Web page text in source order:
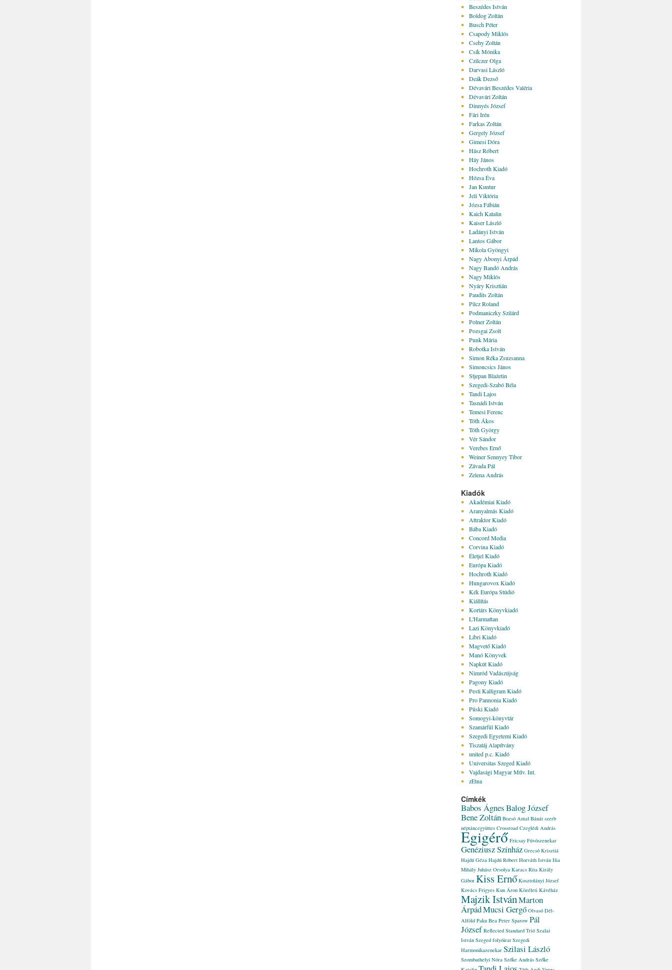
Beszédes István
Boldog Zoltán
Busch Péter
Csapody Miklós
Csehy Zoltán
Csík Mónika
Czilczer Olga
Darvasi László
Deák Dezső
Dévavári Beszédes Valéria
Dévavári Zoltán
Dinnyés József
Fári Irén
Farkas Zoltán
Gergely József
Gimesi Dóra
Hász Róbert
Háy János
Hochroth Kiadó
Hózsa Éva
Jan Kuntur
Jeli Viktória
Józsa Fábián
Kaich Katalin
Kaiser László
Ladányi István
Lantos Gábor
Mikola Gyöngyi
Nagy Abonyi Árpád
Nagy Bandó András
Nagy Miklós
Nyáry Krisztián
Paudits Zoltán
Pilcz Roland
Podmaniczky Szilárd
Polner Zoltán
Pozsgai Zsolt
Punk Mária
Robotka István
Simon Réka Zsuzsanna
Simoncsics János
Stjepan Blažetin
Szegedi-Szabó Béla
Tandi Lajos
Tasnádi István
Temesi Ferenc
Tóth Ákos
Tóth György
Vér Sándor
Verebes Ernő
Weiner Sennyey Tibor
Závada Pál
Zelena András
Kiadók
Akadémiai Kiadó
Aranyalmás Kiadó
Attraktor Kiadó
Bába Kiadó
Concord Media
Corvina Kiadó
Életjel Kiadó
Európa Kiadó
Hochroth Kiadó
Hungarovox Kiadó
Kék Európa Stúdió
Kiállítás
Kortárs Könyvkiadó
L'Harmattan
Lazi Könyvkiadó
Libri Kiadó
Magvető Kiadó
Manó Könyvek
Napkút Kiadó
Nimród Vadászújság
Pagony Kiadó
Pesti Kalligram Kiadó
Pro Pannonia Kiadó
Püski Kiadó
Somogyi-könyvtár
Szamárfül Kiadó
Szegedi Egyetemi Kiadó
Tiszatáj Alapítvány
united p.c. Kiadó
Universitas Szeged Kiadó
Vajdasági Magyar Műv. Int.
zEtna
Címkék
Babos ÁgnesBalog József
Bene Zoltán Bozsó Antal Bánát szerb
néptáncegyüttes Crossroad Czeglédi András
Egigérő Fricsay Fúvószenekar
Genéziusz Színház Grecsó Krisztiá
Hajdú Géza Hajdú Róbert Horváth István Ilia
Mihály Juhász Orsolya Karacs Rita Király
Gábor Kiss Ernő Kosztolányi József
Kovács Frigyes Kun Áron Közéleti Kávéház
Majzik IstvánMarton
ÁrpádMucsi Gergő Olvasó Dél-
Alföld Paku Bea Peter Sparow Pál
József Reflected Standard Trió Szalai
István Szeged folyóirat Szegedi
Harmonikazenekar Szilasi László
Szombathelyi Nóra Szőke András Szőke